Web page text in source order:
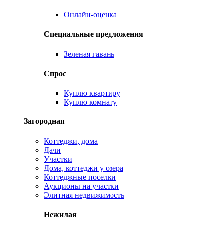
Онлайн-оценка
Специальные предложения
Зеленая гавань
Спрос
Куплю квартиру
Куплю комнату
Загородная
Коттеджи, дома
Дачи
Участки
Дома, коттеджи у озера
Коттеджные поселки
Аукционы на участки
Элитная недвижимость
Нежилая